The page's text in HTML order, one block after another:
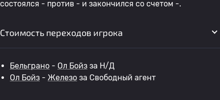
состоялся - против - и закончился со счетом -.
Стоимость переходов игрока
Бельграно - Ол Бойз за Н/Д
Ол Бойз - Железо за Свободный агент